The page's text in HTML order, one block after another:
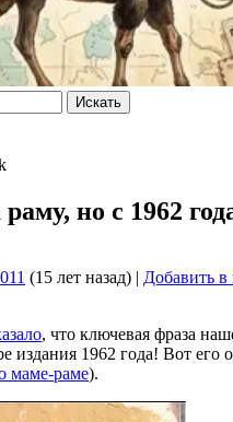
Искать
но с 1962
(15 лет назад) | Добавить в
, что ключевая фраза
издания 1962 года! Вот его
маме-раме).